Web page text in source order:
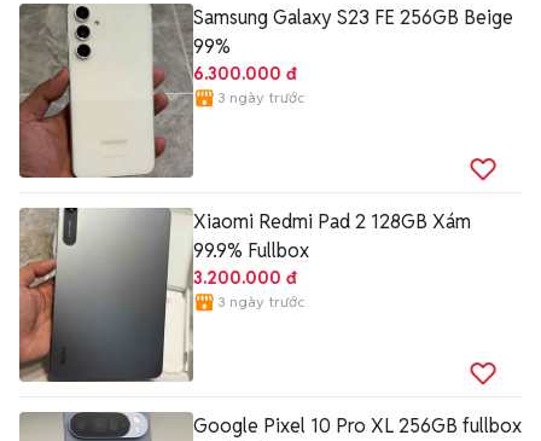
Samsung Galaxy S23 FE 256GB Beige
99%
6.300.000 đ
3 ngày trước
Xiaomi Redmi Pad 2 128GB Xám
99.9% Fullbox
3.200.000 đ
3 ngày trước
Google Pixel 10 Pro XL 256GB fullbox